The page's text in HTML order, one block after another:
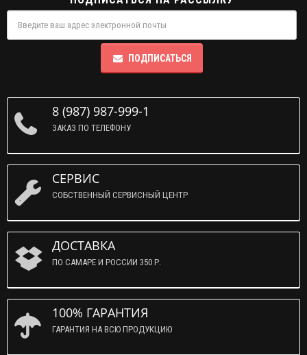
ПОДПИСАТЬСЯ
8 (987) 987-999-1
ЗАКАЗ ПО ТЕЛЕФОНУ
СЕРВИС
СОБСТВЕННЫЙ СЕРВИСНЫЙ ЦЕНТР
ДОСТАВКА
ПО САМАРЕ И РОССИИ 350 Р.
100% ГАРАНТИЯ
ГАРАНТИЯ НА ВСЮ ПРОДУКЦИЮ